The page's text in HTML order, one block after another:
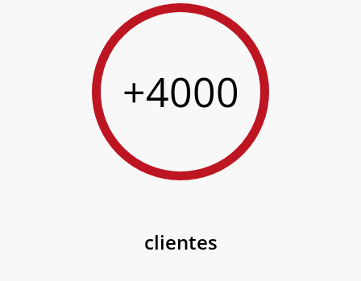
+4000
clientes